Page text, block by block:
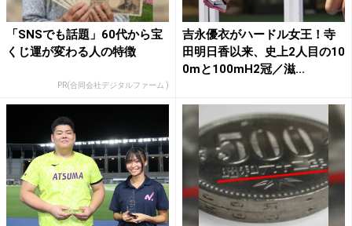
「SNSでも話題」60代から宝
くじ運が変わる人の特徴
PR(合同会社デジタルファーム )
吉永優衣がハードル女王！寺
田明日香以来、史上2人目の10
0mと100mH2冠／滋...